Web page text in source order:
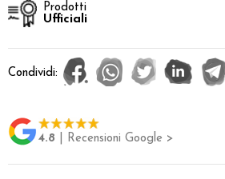
Prodotti
Ufficiali
Condividi:
4.8 | Recensioni Google >